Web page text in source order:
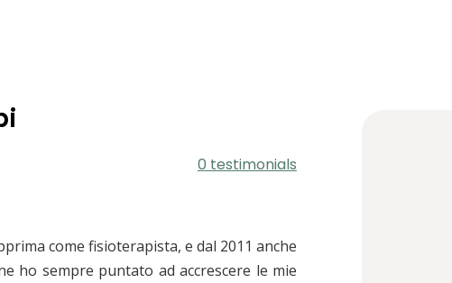
0 testimonials
come fisioterapista, e dal 2011 anche
ho sempre puntato ad accrescere le mie